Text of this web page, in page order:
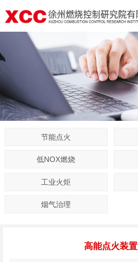
节能点火
低NOX燃烧
工业火炬
烟气治理
高能点火装置